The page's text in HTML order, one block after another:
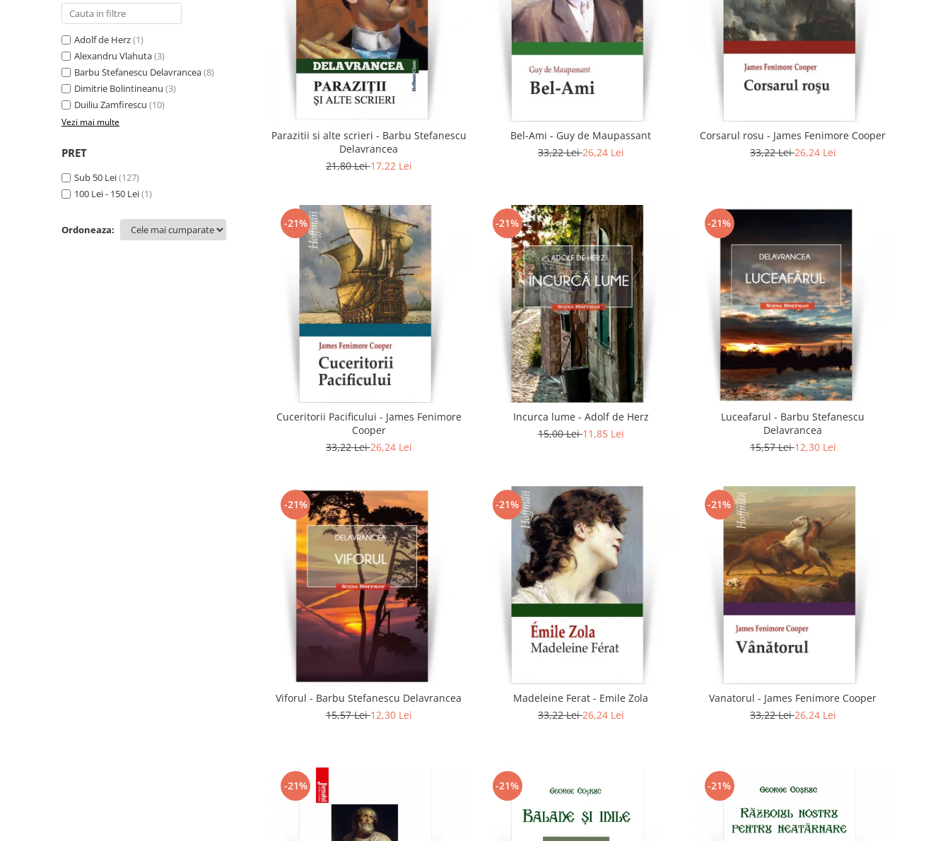
Contemporana
Publicistica / Reportaje / Interviuri
Adolf de Herz(1)
Alexandru Vlahuta(3)
Barbu Stefanescu Delavrancea(8)
Dimitrie Bolintineanu (3)
Duiliu Zamfirescu (10)
Vezi mai multe
PRET
Sub 50 Lei(127)
100 Lei - 150 Lei(1)
Ordoneaza:
Parazitii si alte scrieri - Barbu Stefanescu
Delavrancea
21,80 Lei17,22 Lei
Bel-Ami - Guy de Maupassant
33,22 Lei26,24 Lei
Corsarul rosu - James Fenimore Cooper
33,22 Lei26,24 Lei
-21%
Cuceritorii Pacificului - James Fenimore
Cooper
33,22 Lei26,24 Lei
-21%
Incurca lume - Adolf de Herz
15,00 Lei11,85 Lei
-21%
Luceafarul - Barbu Stefanescu
Delavrancea
15,57 Lei12,30 Lei
-21%
Viforul - Barbu Stefanescu Delavrancea
15,57 Lei12,30 Lei
-21%
Madeleine Ferat - Emile Zola
33,22 Lei26,24 Lei
-21%
Vanatorul - James Fenimore Cooper
33,22 Lei26,24 Lei
-21% -21% -21%